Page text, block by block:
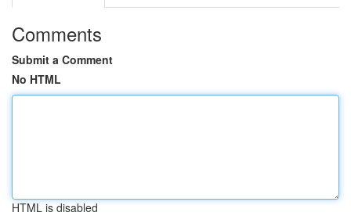
Comments
Submit a Comment
No HTML
HTML is disabled